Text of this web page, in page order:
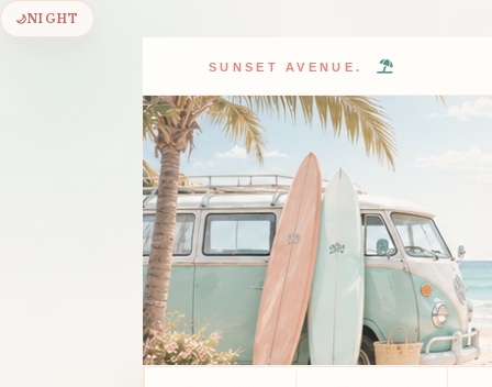
🌙NIGHT
SUNSET AVENUE.